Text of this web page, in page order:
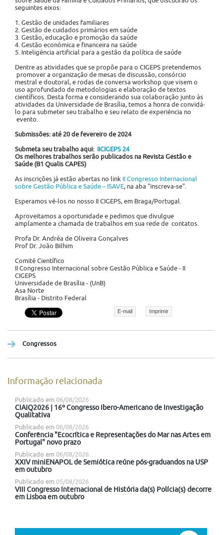
seguintes eixos:
1. Gestão de unidades familiares
2. Gestão de cuidados primários em saúde
3. Gestão, educação e promoção da saúde
4. Gestão econômica e financeira na saúde
5. Inteligência artificial para a gestão da política de saúde
Dentre as atividades que se propõe para o CIGEPS pretendemos
promover a organização de mesas de discussão, consórcio
mestral e doutoral, e rodas de conversa workshop que visem o
uso aprofundado de metodologias e elaboração de textos
científicos. Desta forma e considerando sua colaboração junto às
atividades da Universidade de Brasília, temos a honra de convidá-
lo para submeter seu trabalho e seu relato de experiência no
evento.
Submissões: até 20 de fevereiro de 2024
Submeta seu trabalho aqui: IICIGEPS 24
Os melhores trabalhos serão publicados na Revista Gestão e
Saúde (B1 Qualis CAPES)
As inscrições já estão abertas no link II Congresso Internacional
sobre Gestão Pública e Saúde – ISAVE, na aba "inscreva-se".
Esperamos vê-los no nosso II CIGEPS, em Braga/Portugal.
Aproveitamos a oportunidade e pedimos que divulgue
amplamente a chamada de trabalhos em sua rede de contatos.
Profa Dr. Andréa de Oliveira Gonçalves
Prof Dr. João Bilhim
Comitê Científico
II Congresso Internacional sobre Gestão Pública e Saúde - II
CIGEPS
Universidade de Brasília - (UnB)
Asa Norte
Brasília - Distrito Federal
E-mail Imprimir
Congressos
Informação relacionada
Publicado em 06/08/2026
CIAIQ2026 | 16º Congresso Ibero-Americano de Investigação
Qualitativa
Publicado em 06/08/2026
Conferência "Ecocrítica e Representações do Mar nas Artes em
Portugal" novo prazo
Publicado em 06/08/2026
XXIV miniENAPOL de Semiótica reúne pós-graduandos na USP
em outubro
Publicado em 05/08/2026
VIII Congresso Internacional de História da(s) Polícia(s) decorre
em Lisboa em outubro